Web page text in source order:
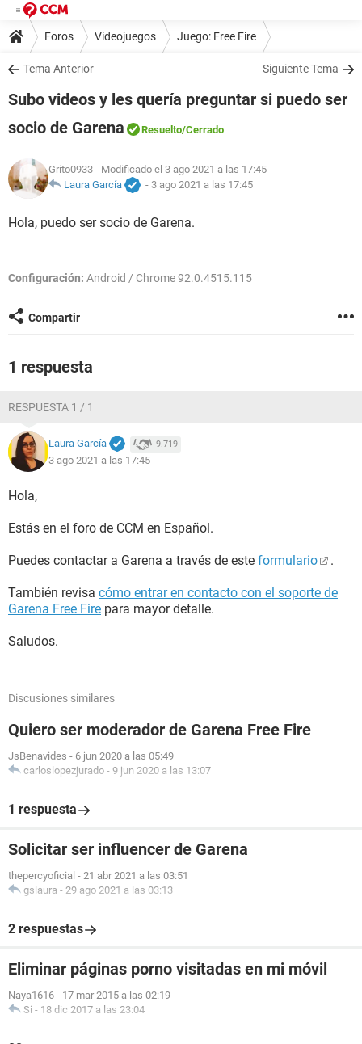
Foros Videojuegos Juego: Free Fire
Tema Anterior Siguiente Tema
Subo videos y les quería preguntar si puedo ser
socio de Garena
Resuelto/Cerrado
Grito0933 - Modificado el 3 ago 2021 a las 17:45
Laura García
- 3 ago 2021 a las 17:45
Hola, puedo ser socio de Garena.
Configuración: Android / Chrome 92.0.4515.115
Compartir
1 respuesta
RESPUESTA 1 / 1
Laura García 9.719
3 ago 2021 a las 17:45
Hola,
Estás en el foro de CCM en Español.
Puedes contactar a Garena a través de este formulario .
También revisa cómo entrar en contacto con el soporte de
Garena Free Fire para mayor detalle.
Saludos.
Discusiones similares
Quiero ser moderador de Garena Free Fire
JsBenavides - 6 jun 2020 a las 05:49
carloslopezjurado - 9 jun 2020 a las 13:07
1 respuesta
Solicitar ser influencer de Garena
thepercyoficial - 21 abr 2021 a las 03:51
gslaura - 29 ago 2021 a las 03:13
2 respuestas
Eliminar páginas porno visitadas en mi móvil
Naya1616 - 17 mar 2015 a las 02:19
Si - 18 dic 2017 a las 23:04